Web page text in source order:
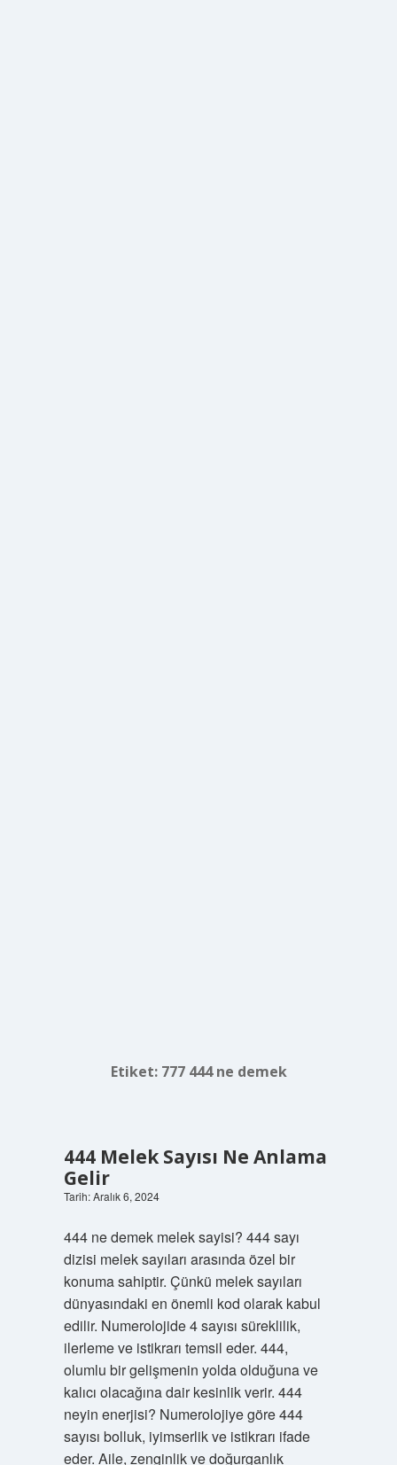
Etiket: 777 444 ne demek
444 Melek Sayısı Ne Anlama
Gelir
Tarih: Aralık 6, 2024
444 ne demek melek sayisi? 444 sayı
dizisi melek sayıları arasında özel bir
konuma sahiptir. Çünkü melek sayıları
dünyasındaki en önemli kod olarak kabul
edilir. Numerolojide 4 sayısı süreklilik,
ilerleme ve istikrarı temsil eder. 444,
olumlu bir gelişmenin yolda olduğuna ve
kalıcı olacağına dair kesinlik verir. 444
neyin enerjisi? Numerolojiye göre 444
sayısı bolluk, iyimserlik ve istikrarı ifade
eder. Aile, zenginlik ve doğurganlık